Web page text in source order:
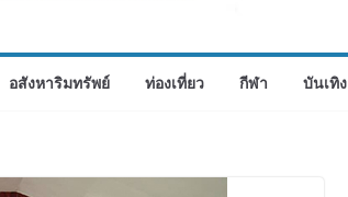
อสังหาริมทรัพย์ ท่องเที่ยว กีฬา บันเทิง